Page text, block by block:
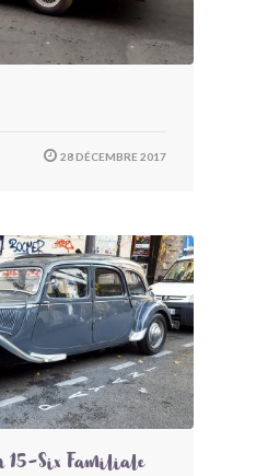
28 DÉCEMBRE 2017
15-Six Familiale